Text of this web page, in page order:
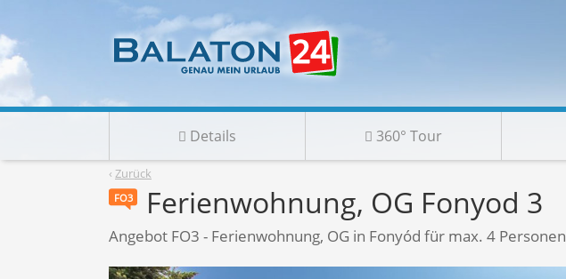
Details 360° Tour
‹ Zurück
FO3 Ferienwohnung, OG Fonyod 3
Angebot FO3 - Ferienwohnung, OG in Fonyód für max. 4 Personen